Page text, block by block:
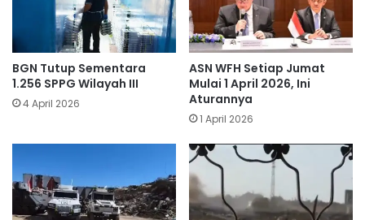
BGN Tutup Sementara
1.256 SPPG Wilayah III
4 April 2026
ASN WFH Setiap Jumat
Mulai 1 April 2026, Ini
Aturannya
1 April 2026